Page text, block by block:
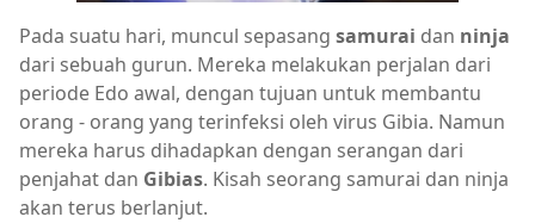
Pada suatu hari, muncul sepasang samurai dan ninja
dari sebuah gurun. Mereka melakukan perjalan dari
periode Edo awal, dengan tujuan untuk membantu
orang - orang yang terinfeksi oleh virus Gibia. Namun
mereka harus dihadapkan dengan serangan dari
penjahat dan Gibias. Kisah seorang samurai dan ninja
akan terus berlanjut.